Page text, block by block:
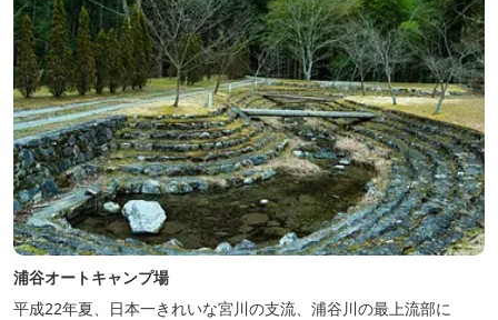
浦谷オートキャンプ場
平成22年夏、日本一きれいな宮川の支流、浦谷川の最上流部に